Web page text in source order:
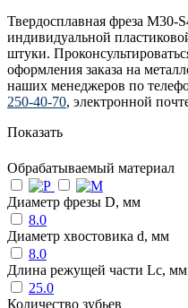
Твердосплавная фреза M30-
индивидуальной
штуки.
оформления заказа на
наших менеджеров по
250-40-70, электронной
Показать
Обрабатываемый материал
Диаметр фрезы D, мм
8.0
Диаметр хвостовика d, мм
8.0
Длина режущей части Lc, мм
25.0
Количество зубьев